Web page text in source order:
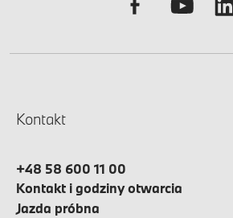
Kontakt
+48 58 600 11 00
Kontakt i godziny otwarcia
Jazda próbna